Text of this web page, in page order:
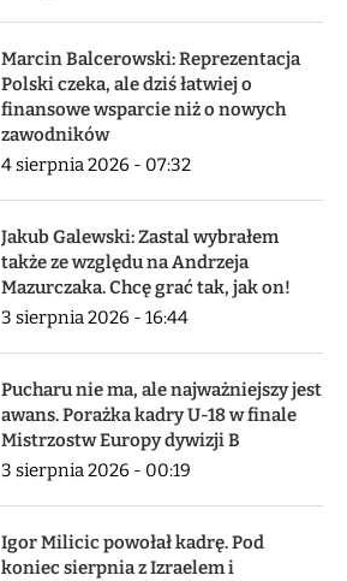
Marcin Balcerowski: Reprezentacja
Polski czeka, ale dziś łatwiej o
finansowe wsparcie niż o nowych
zawodników
4 sierpnia 2026 - 07:32
Jakub Galewski: Zastal wybrałem
także ze względu na Andrzeja
Mazurczaka. Chcę grać tak, jak on!
3 sierpnia 2026 - 16:44
Pucharu nie ma, ale najważniejszy jest
awans. Porażka kadry U-18 w finale
Mistrzostw Europy dywizji B
3 sierpnia 2026 - 00:19
Igor Milicic powołał kadrę. Pod
koniec sierpnia z Izraelem i